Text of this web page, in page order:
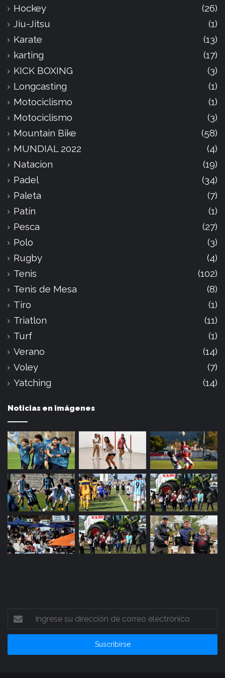
Hockey
(26)
Jiu-Jitsu
(1)
Karate
(13)
karting
(17)
KICK BOXING
(3)
Longcasting
(1)
Motociclismo
(1)
Motociclismo
(3)
Mountain Bike
(58)
MUNDIAL 2022
(4)
Natacion
(19)
Padel
(34)
Paleta
(7)
Patín
(1)
Pesca
(27)
Polo
(3)
Rugby
(4)
Tenis
(102)
Tenis de Mesa
(8)
Tiro
(1)
Triatlon
(11)
Turf
(1)
Verano
(14)
Voley
(7)
Yatching
(14)
Noticias en imágenes
Ingrese
su
dirección
correo